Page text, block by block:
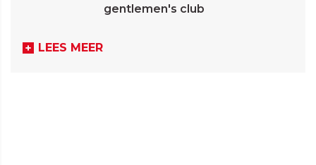
gentlemen's club
LEES MEER